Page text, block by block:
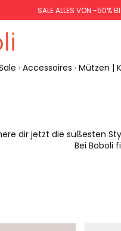
SALE ALLES VON -50%
Accessoires Mützen |
dir jetzt die süßesten
Bei Boboli